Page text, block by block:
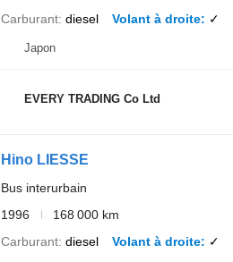
Carburant diesel Volant à droite ✓
Japon
EVERY TRADING Co Ltd
Hino LIESSE
Bus interurbain
1996
168 000 km
Carburant diesel Volant à droite ✓